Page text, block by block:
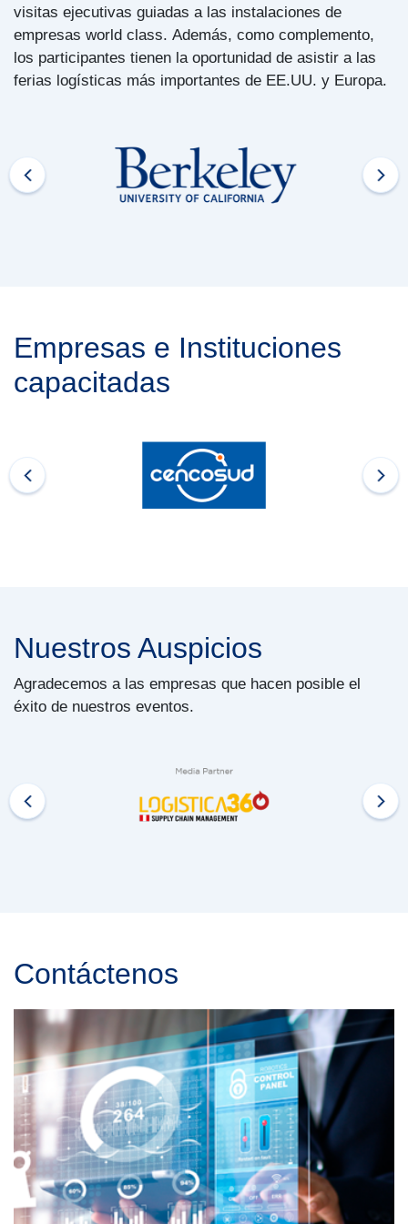
visitas ejecutivas guiadas a las instalaciones de
empresas world class. Además, como complemento,
los participantes tienen la oportunidad de asistir a las
ferias logísticas más importantes de EE.UU. y Europa.
Empresas e Instituciones
capacitadas
Nuestros Auspicios
Agradecemos a las empresas que hacen posible el
éxito de nuestros eventos.
Contáctenos